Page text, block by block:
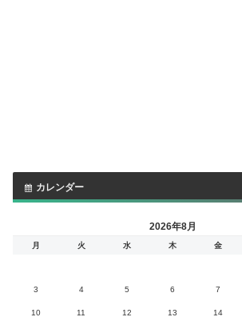
カレンダー
2026年8月
月 火 水 木 金
3 4 5 6 7
10 11 12 13 14